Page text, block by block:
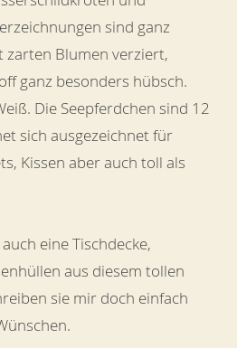
sind ganz
zarten Blumen verziert,
ganz besonders hübsch.
Die Seepferdchen sind 12
sich ausgezeichnet für
Kissen aber auch toll als
eine Tischdecke,
aus diesem tollen
sie mir doch einfach